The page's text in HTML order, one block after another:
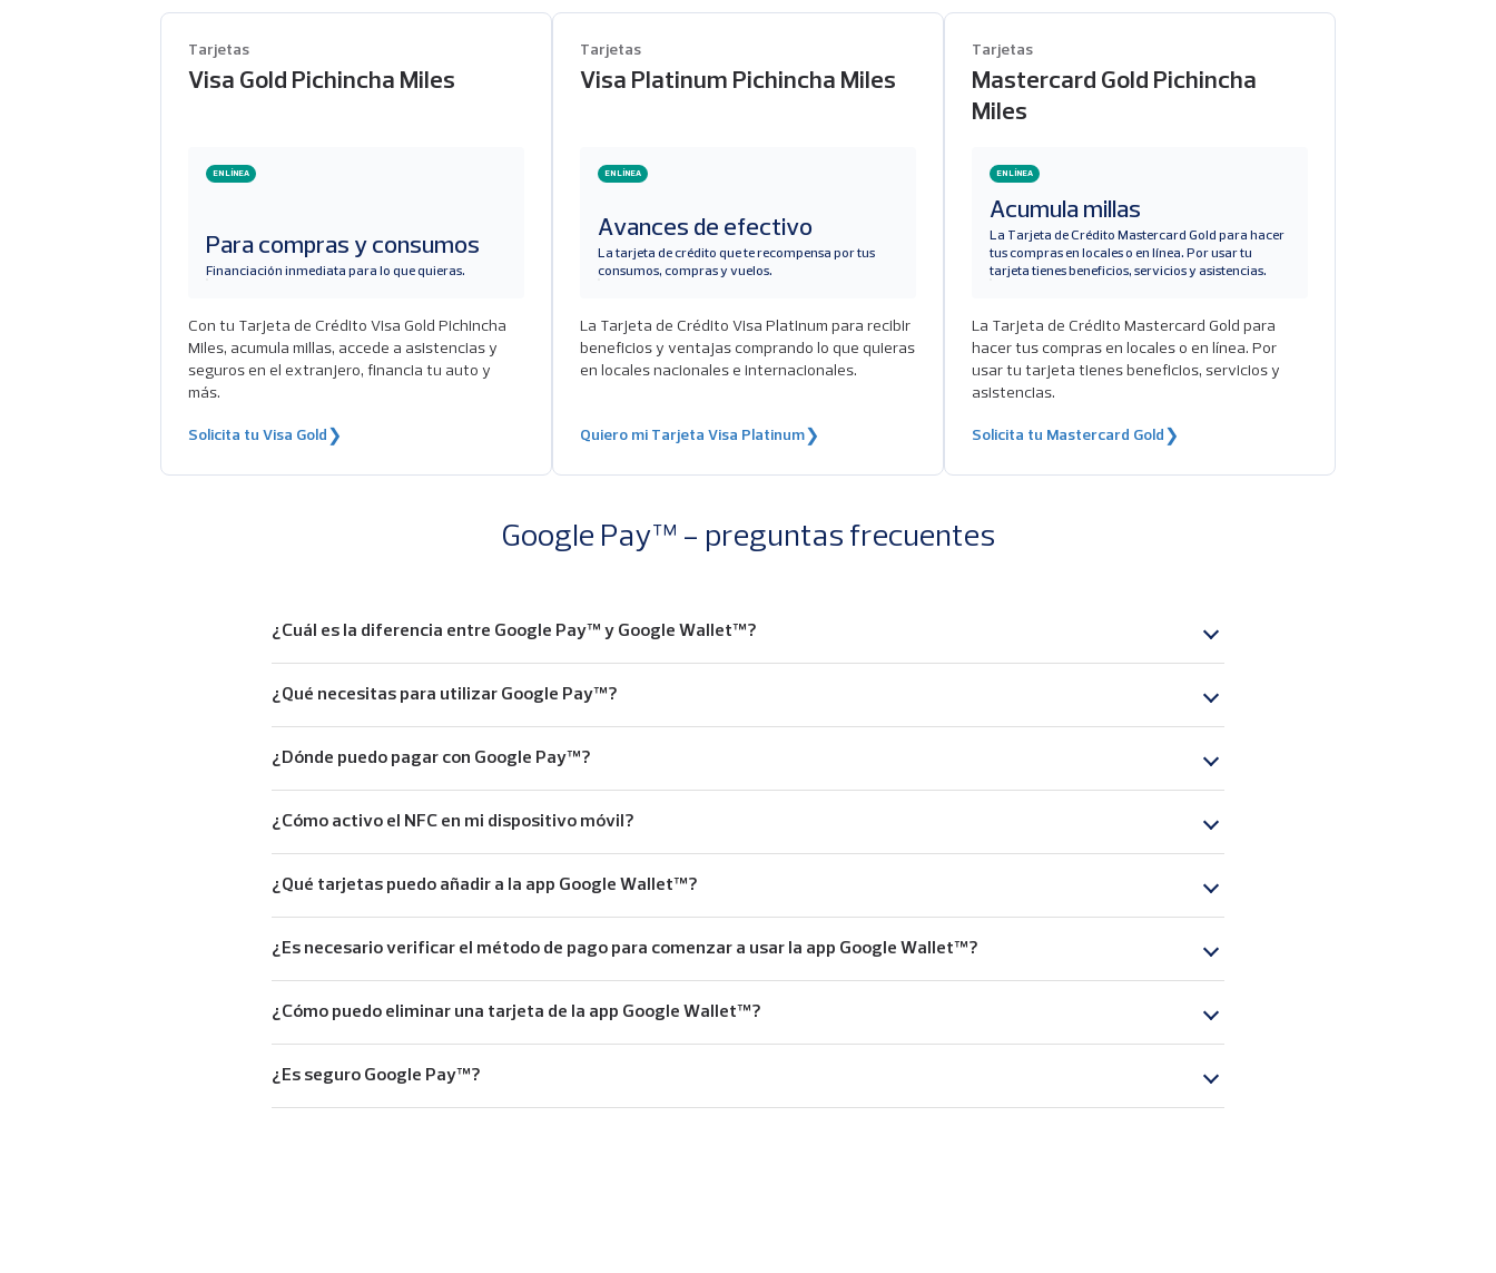
Visa Gold Pichincha Miles
Tarjetas
Para compras y consumos
Financiación inmediata para lo que quieras.
EN LÍNEA
Con tu Tarjeta de Crédito Visa Gold Pichincha
Miles, acumula millas, accede a asistencias y
seguros en el extranjero, financia tu auto y
más.
Solicita tu Visa Gold ❯
Visa Platinum Pichincha Miles
Tarjetas
Avances de efectivo
La tarjeta de crédito que te recompensa por tus
consumos, compras y vuelos.
EN LÍNEA
La Tarjeta de Crédito Visa Platinum para recibir
beneficios y ventajas comprando lo que quieras
en locales nacionales e internacionales.
Quiero mi Tarjeta Visa Platinum ❯
Mastercard Gold Pichincha
Miles
Tarjetas
Acumula millas
La Tarjeta de Crédito Mastercard Gold para hacer
tus compras en locales o en línea. Por usar tu
tarjeta tienes beneficios, servicios y asistencias.
EN LÍNEA
La Tarjeta de Crédito Mastercard Gold para
hacer tus compras en locales o en línea. Por
usar tu tarjeta tienes beneficios, servicios y
asistencias.
Solicita tu Mastercard Gold ❯
Google Pay™ - preguntas frecuentes
¿Cuál es la diferencia entre Google Pay™ y Google Wallet™?
¿Qué necesitas para utilizar Google Pay™?
¿Dónde puedo pagar con Google Pay™?
¿Cómo activo el NFC en mi dispositivo móvil?
¿Qué tarjetas puedo añadir a la app Google Wallet™?
¿Es necesario verificar el método de pago para comenzar a usar la app Google Wallet™?
¿Cómo puedo eliminar una tarjeta de la app Google Wallet™?
¿Es seguro Google Pay™?